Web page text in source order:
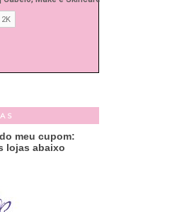
meu cupom:
lojas abaixo